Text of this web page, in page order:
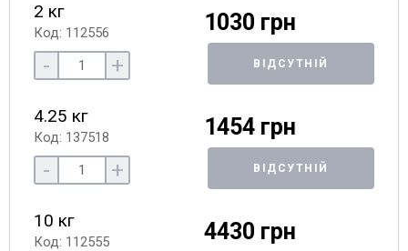
2 кг
Код: 112556 1030 грн
- + ВІДСУТНІЙ
4.25 кг
Код: 137518 1454 грн
- + ВІДСУТНІЙ
10 кг
Код: 112555 4430 грн